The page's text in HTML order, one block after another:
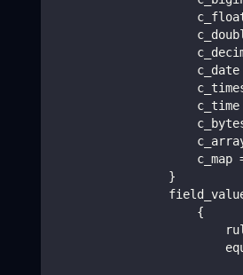
c_date
c_time
c_map
                }
                    {